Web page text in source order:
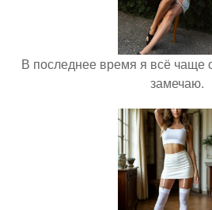
В последнее время я всё чаще
замечаю.